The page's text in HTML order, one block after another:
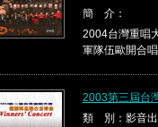
簡 介：
2004台灣重唱
軍隊伍歐開合
2003第三屆台
類 別：影音